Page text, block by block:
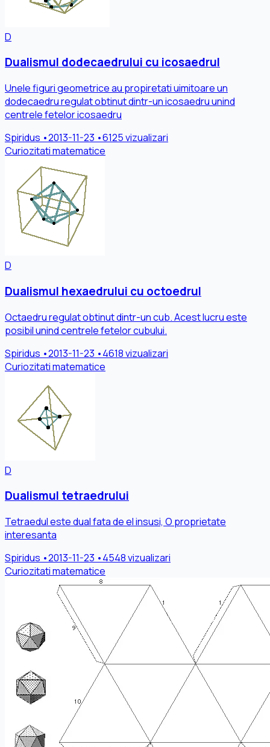
D
Dualismul dodecaedrului cu icosaedrul
Unele figuri geometrice au propiretati uimitoare un
dodecaedru regulat obtinut dintr-un icosaedru unind
centrele fetelor icosaedru
Spiridus •2013-11-23 •6125 vizualizari
Curiozitati matematice
D
Dualismul hexaedrului cu octoedrul
Octaedru regulat obtinut dintr-un cub. Acest lucru este
posibil unind centrele fetelor cubului.
Spiridus •2013-11-23 •4618 vizualizari
Curiozitati matematice
D
Dualismul tetraedrului
Tetraedul este dual fata de el insusi, O proprietate
interesanta
Spiridus •2013-11-23 •4548 vizualizari
Curiozitati matematice